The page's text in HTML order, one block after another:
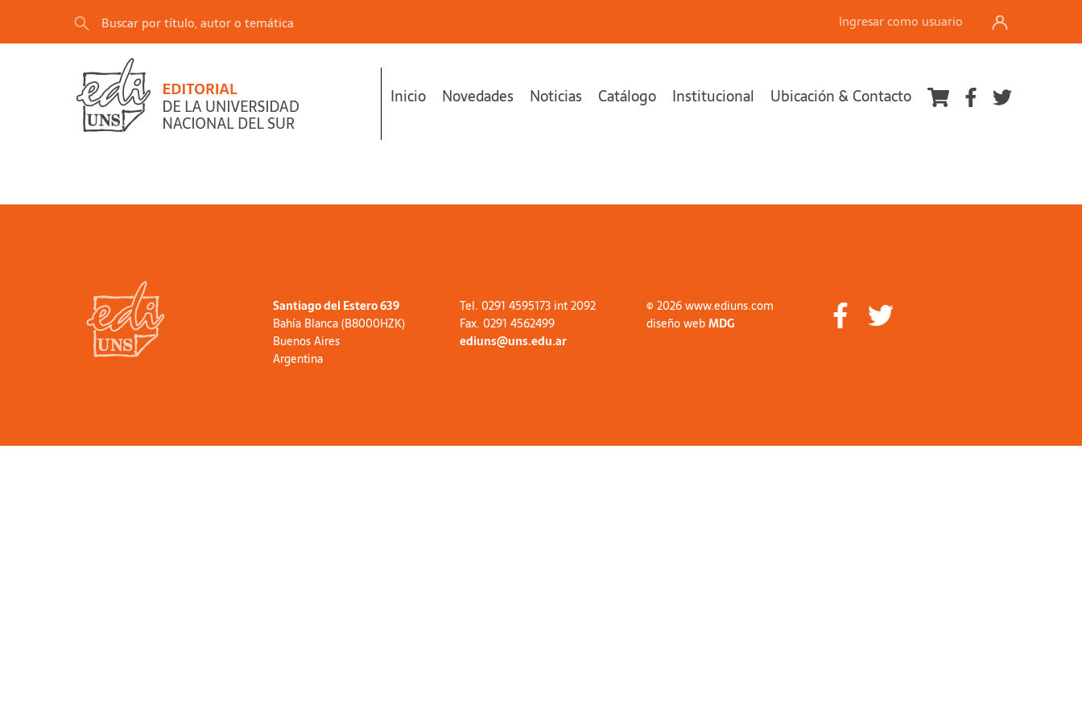
Ingresar como usuario
Inicio Novedades Noticias Catálogo Institucional Ubicación & Contacto
Santiago del Estero 639
Bahía Blanca (B8000HZK)
Buenos Aires
Argentina
Tel. 0291 4595173 int 2092
Fax. 0291 4562499
ediuns@uns.edu.ar
© 2026 www.ediuns.com
diseño webMDG